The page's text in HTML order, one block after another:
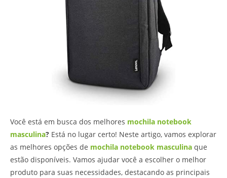
Você está em busca dos melhores mochila notebook
masculina? Está no lugar certo! Neste artigo, vamos explorar
as melhores opções de mochila notebook masculina que
estão disponíveis. Vamos ajudar você a escolher o melhor
produto para suas necessidades, destacando as principais